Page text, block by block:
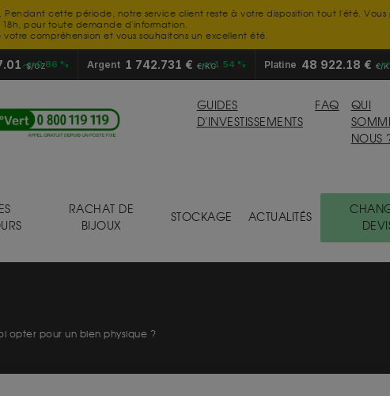
Pendant cette période, notre service client reste à votre disposition tout l'été.
18h, pour toute demande d'information.
votre compréhension et vous souhaitons un excellent été.
$/OZ
+0.86 % Argent 1 742.731 € €/KG+1.54 % Platine 48 922.18 € €/
GUIDES
D'INVESTISSEMENTS
FAQ
QUI
NOUS
RACHAT DE
BIJOUX
STOCKAGE ACTUALITÉS
opter pour un bien physique ?